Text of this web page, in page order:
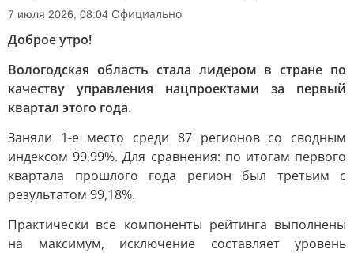
7 июля 2026, 08:04 Официально
Доброе утро!
Вологодская область стала лидером в стране по
качеству управления нацпроектами за первый
квартал этого года.
Заняли 1-е место среди 87 регионов со сводным
индексом 99,99%. Для сравнения: по итогам первого
квартала прошлого года регион был третьим с
результатом 99,18%.
Практически все компоненты рейтинга выполнены
на максимум, исключение составляет уровень